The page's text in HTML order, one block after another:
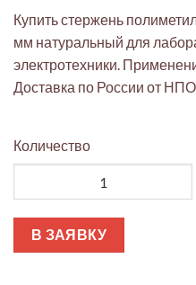
Купить стержень
мм натуральный для
электротехники.
Доставка по России от
Количество
В ЗАЯВКУ